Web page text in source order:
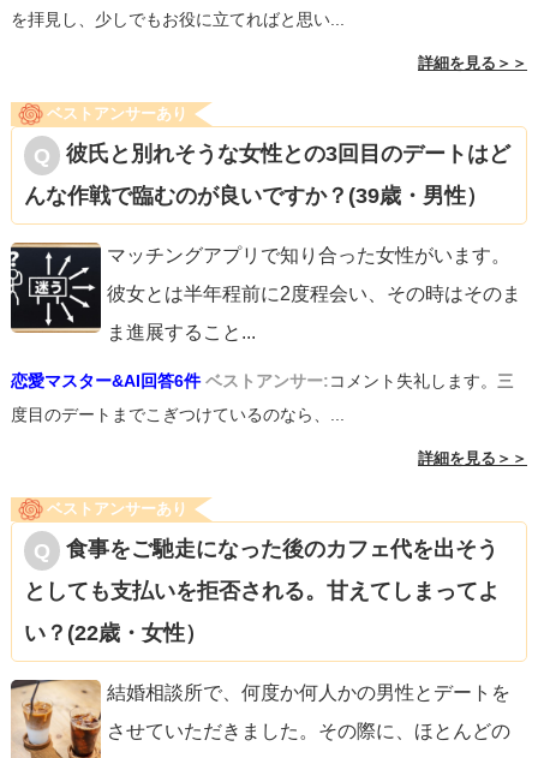
を拝見し、少しでもお役に立てればと思い...
詳細を見る＞＞
ベストアンサーあり
彼氏と別れそうな女性との3回目のデートはど
んな作戦で臨むのが良いですか？(39歳・男性）
マッチングアプリで知り合った女性がいます。
彼女とは半年程前に2度程会い、その時はそのま
ま進展すること ...
恋愛マスター&AI回答6件 ベストアンサー:コメント失礼します。三
度目のデートまでこぎつけているのなら、...
詳細を見る＞＞
ベストアンサーあり
食事をご馳走になった後のカフェ代を出そう
としても支払いを拒否される。甘えてしまってよ
い？(22歳・女性）
結婚相談所で、何度か何人かの男性とデートを
させていただきました。その際に、ほとんどの